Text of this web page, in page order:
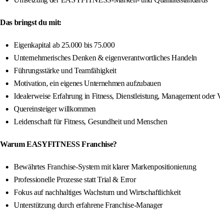
Das bringst du mit:
Eigenkapital ab 25.000 bis 75.000
Unternehmerisches Denken & eigenverantwortliches Handeln
Führungsstärke und Teamfähigkeit
Motivation, ein eigenes Unternehmen aufzubauen
Idealerweise Erfahrung in Fitness, Dienstleistung, Management oder
Quereinsteiger willkommen
Leidenschaft für Fitness, Gesundheit und Menschen
Warum EASYFITNESS Franchise?
Bewährtes Franchise-System mit klarer Markenpositionierung
Professionelle Prozesse statt Trial & Error
Fokus auf nachhaltiges Wachstum und Wirtschaftlichkeit
Unterstützung durch erfahrene Franchise-Manager